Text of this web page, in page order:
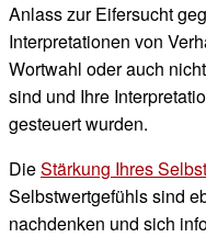
Anlass zur Eifersucht
Interpretationen von
Wortwahl oder auch
sind und Ihre
gesteuert wurden.
DieStärkung Ihres
Selbstwertgefühls sind
nachdenken und sich